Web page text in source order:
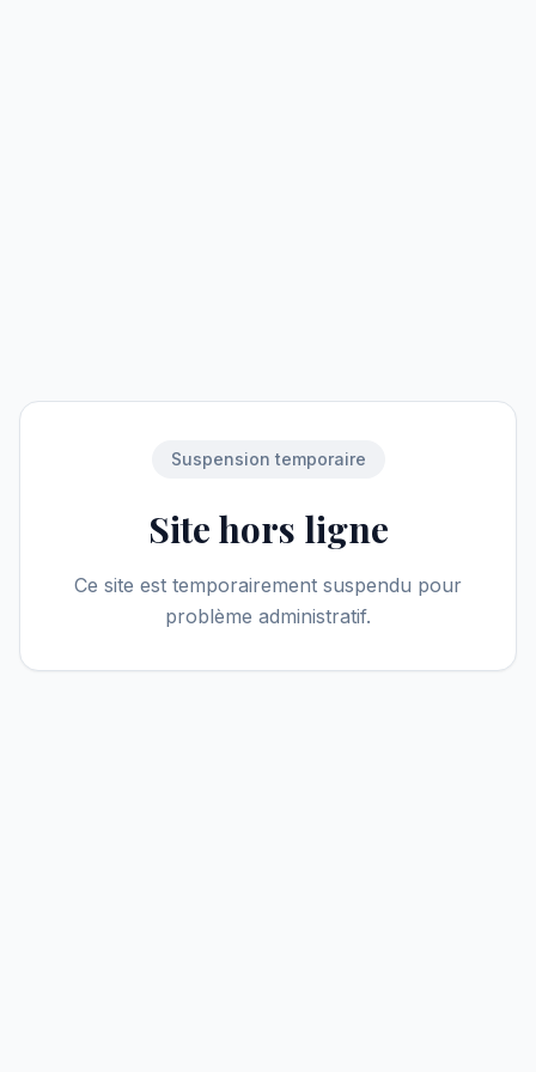
Suspension temporaire
Site hors ligne
Ce site est temporairement suspendu pour
problème administratif.